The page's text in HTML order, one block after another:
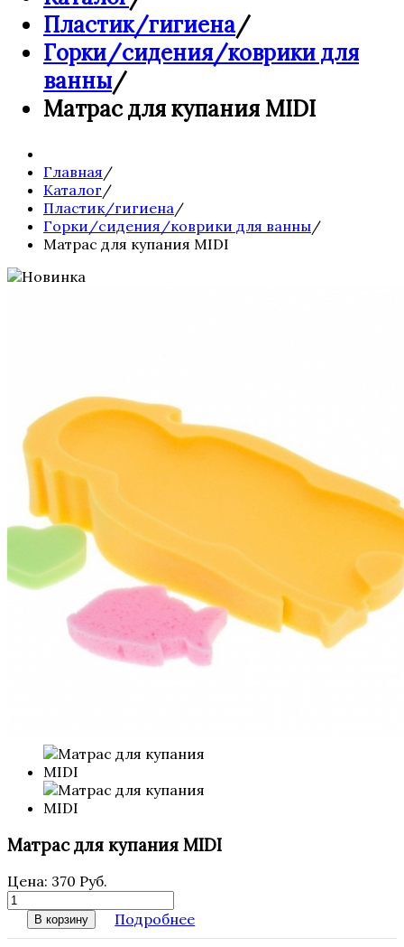
Пластик/гигиена/
Горки/сидения/коврики для
ванны/
Матрас для купания MIDI
Главная /
Каталог /
Пластик/гигиена /
Горки/сидения/коврики для ванны/
Матрас для купания MIDI
Матрас для купания MIDI
Цена: 370 Руб.
В корзину Подробнее